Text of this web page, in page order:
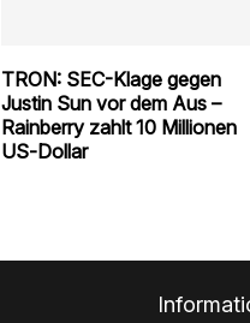
TRON: SEC-Klage gegen
Justin Sun vor dem Aus –
Rainberry zahlt 10 Millionen
US‑Dollar